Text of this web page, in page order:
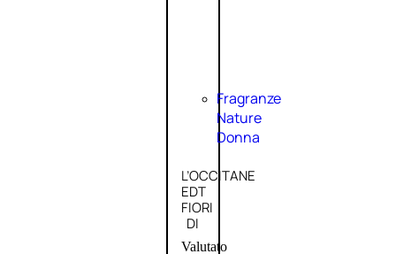
Fragranze
Nature
Donna
L’OCCITANE
EDT
FIORI
DI
Valutato